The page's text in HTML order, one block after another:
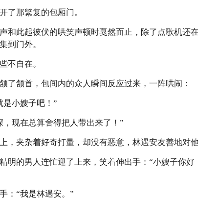
那繁复的包厢门。
此起彼伏的哄笑声顿时戛然而止，除了点歌机还
到门外。
自在。
颔首，包间内的众人瞬间反应过来，一阵哄闹：
小嫂子吧！”
现在总算舍得把人带出来了！”
夹杂着好奇打量，却没有恶意，林遇安友善地对他
的男人连忙迎了上来，笑着伸出手：“小嫂子你好
“我是林遇安。”